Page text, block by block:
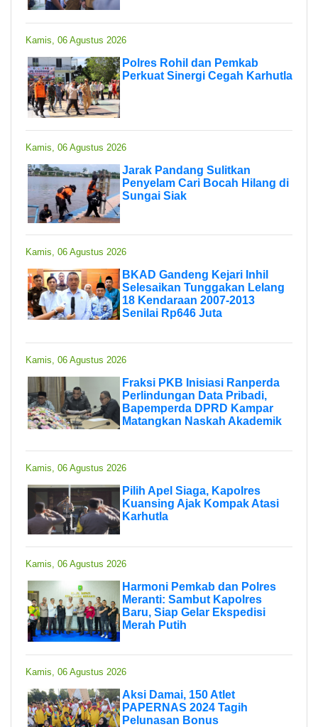
Kamis, 06 Agustus 2026
Polres Rohil dan Pemkab
Perkuat Sinergi Cegah Karhutla
Kamis, 06 Agustus 2026
Jarak Pandang Sulitkan
Penyelam Cari Bocah Hilang di
Sungai Siak
Kamis, 06 Agustus 2026
BKAD Gandeng Kejari Inhil
Selesaikan Tunggakan Lelang
18 Kendaraan 2007-2013
Senilai Rp646 Juta
Kamis, 06 Agustus 2026
Fraksi PKB Inisiasi Ranperda
Perlindungan Data Pribadi,
Bapemperda DPRD Kampar
Matangkan Naskah Akademik
Kamis, 06 Agustus 2026
Pilih Apel Siaga, Kapolres
Kuansing Ajak Kompak Atasi
Karhutla
Kamis, 06 Agustus 2026
Harmoni Pemkab dan Polres
Meranti: Sambut Kapolres
Baru, Siap Gelar Ekspedisi
Merah Putih
Kamis, 06 Agustus 2026
Aksi Damai, 150 Atlet
PAPERNAS 2024 Tagih
Pelunasan Bonus